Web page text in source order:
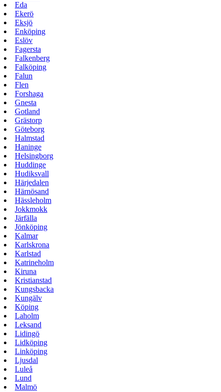
Eda
Ekerö
Eksjö
Enköping
Eslöv
Fagersta
Falkenberg
Falköping
Falun
Flen
Forshaga
Gnesta
Gotland
Grästorp
Göteborg
Halmstad
Haninge
Helsingborg
Huddinge
Hudiksvall
Härjedalen
Härnösand
Hässleholm
Jokkmokk
Järfälla
Jönköping
Kalmar
Karlskrona
Karlstad
Katrineholm
Kiruna
Kristianstad
Kungsbacka
Kungälv
Köping
Laholm
Leksand
Lidingö
Lidköping
Linköping
Ljusdal
Luleå
Lund
Malmö